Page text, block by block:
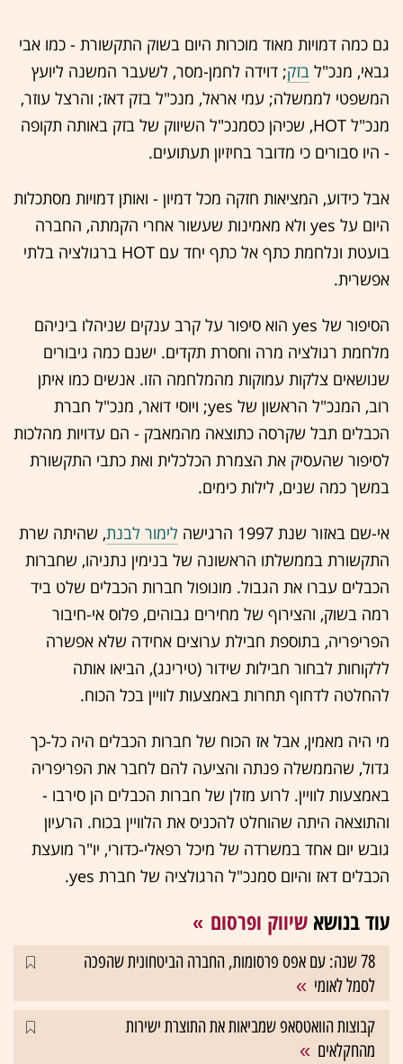
גם כמה דמויות מאוד מוכרות היום בשוק התקשורת - כמו אבי
גבאי, מנכ"ל בזק; דוידה לחמן-מסר, לשעבר המשנה ליועץ
המשפטי לממשלה; עמי אראל, מנכ"ל בזק דאז; והרצל עוזר,
מנכ"ל HOT, שכיהן כסמנכ"ל השיווק של בזק באותה תקופה
- היו סבורים כי מדובר בחיזיון תעתועים.
אבל כידוע, המציאות חזקה מכל דמיון - ואותן דמויות מסתכלות
היום על yes ולא מאמינות שעשור אחרי הקמתה, החברה
בועטת ונלחמת כתף אל כתף יחד עם HOT ברגולציה בלתי
אפשרית.
הסיפור של yes הוא סיפור על קרב ענקים שניהלו ביניהם
מלחמת רגולציה מרה וחסרת תקדים. ישנם כמה גיבורים
שנושאים צלקות עמוקות מהמלחמה הזו. אנשים כמו איתן
רוב, המנכ"ל הראשון של yes; ויוסי דואר, מנכ"ל חברת
הכבלים תבל שקרסה כתוצאה מהמאבק - הם עדויות מהלכות
לסיפור שהעסיק את הצמרת הכלכלית ואת כתבי התקשורת
במשך כמה שנים, לילות כימים.
אי-שם באזור שנת 1997 הרגישה לימור לבנת, שהיתה שרת
התקשורת בממשלתו הראשונה של בנימין נתניהו, שחברות
הכבלים עברו את הגבול. מונופול חברות הכבלים שלט ביד
רמה בשוק, והצירוף של מחירים גבוהים, פלוס אי-חיבור
הפריפריה, בתוספת חבילת ערוצים אחידה שלא אפשרה
ללקוחות לבחור חבילות שידור (טירינג), הביאו אותה
להחלטה לדחוף תחרות באמצעות לוויין בכל הכוח.
מי היה מאמין, אבל אז הכוח של חברות הכבלים היה כל-כך
גדול, שהממשלה פנתה והציעה להם לחבר את הפריפריה
באמצעות לוויין. לרוע מזלן של חברות הכבלים הן סירבו -
והתוצאה היתה שהוחלט להכניס את הלוויין בכוח. הרעיון
גובש יום אחד במשרדה של מיכל רפאלי-כדורי, יו"ר מועצת
הכבלים דאז והיום סמנכ"ל הרגולציה של חברת yes.
עוד בנושא שיווק ופרסום
78 שנה: עם אפס פרסומות, החברה הביטחונית שהפכה
לסמל לאומי
קבוצות הוואטסאפ שמביאות את התוצרת ישירות
מהחקלאים